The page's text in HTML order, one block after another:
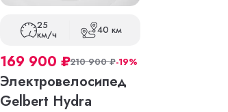
25
км/ч 40 км
169 900 ₽210 900₽-19%
Электровелосипед
Gelbert Hydra